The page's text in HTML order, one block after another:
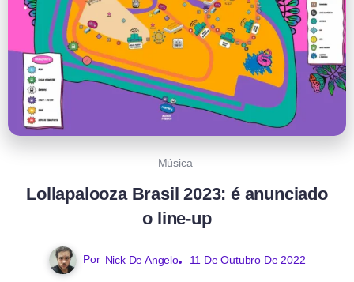
Música
Lollapalooza Brasil 2023: é anunciado
o line-up
Por Nick De Angelo 11 De Outubro De 2022